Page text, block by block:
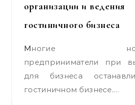
организации и ведения
гостиничного бизнеса
Многие новоявленные
предприниматели при
для бизнеса
гостиничном бизнесе.…